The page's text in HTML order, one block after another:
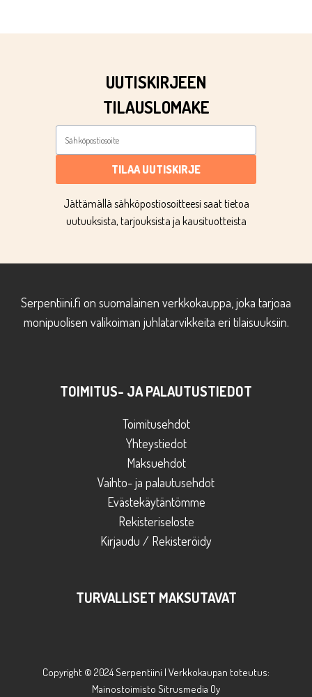
UUTISKIRJEEN
TILAUSLOMAKE
TILAA UUTISKIRJE
Jättämällä sähköpostiosoitteesi saat tietoa
uutuuksista, tarjouksista ja kausituotteista
Serpentiini.fi on suomalainen verkkokauppa, joka tarjoaa
monipuolisen valikoiman juhlatarvikkeita eri tilaisuuksiin.
TOIMITUS- JA PALAUTUSTIEDOT
Toimitusehdot
Yhteystiedot
Maksuehdot
Vaihto- ja palautusehdot
Evästekäytäntömme
Rekisteriseloste
Kirjaudu / Rekisteröidy
TURVALLISET MAKSUTAVAT
Copyright © 2024 Serpentiini | Verkkokaupan toteutus:
Mainostoimisto Sitrusmedia Oy